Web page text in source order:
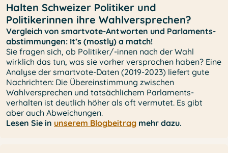
Halten Schweizer Politiker und
Politikerinnen ihre Wahlversprechen?
Vergleich von smartvote-Antworten und Parlaments-
abstimmungen: It’s (mostly) a match!
Sie fragen sich, ob Politiker/-innen nach der Wahl
wirklich das tun, was sie vorher versprochen haben? Eine
Analyse der smartvote-Daten (2019-2023) liefert gute
Nachrichten: Die Übereinstimmung zwischen
Wahlversprechen und tatsächlichem Parlaments-
verhalten ist deutlich höher als oft vermutet. Es gibt
aber auch Abweichungen.
Lesen Sie in unserem Blogbeitrag mehr dazu.